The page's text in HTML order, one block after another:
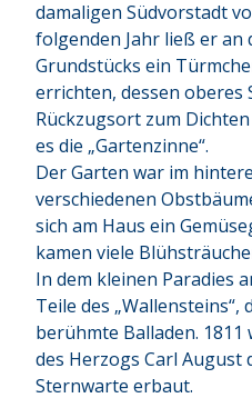
damaligen Südvorstadt
folgenden Jahr ließ er an
Grundstücks ein
errichten, dessen oberes
Rückzugsort zum
es die „Gartenzinne“.
Der Garten war im
verschiedenen
sich am Haus ein
kamen viele
In dem kleinen Paradies
Teile des „Wallensteins“,
berühmte Balladen.
des Herzogs Carl August
Sternwarte erbaut.